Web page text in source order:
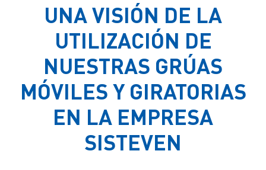
UNA VISIÓN DE LA
UTILIZACIÓN DE
NUESTRAS GRÚAS
MÓVILES Y GIRATORIAS
EN LA EMPRESA
SISTEVEN